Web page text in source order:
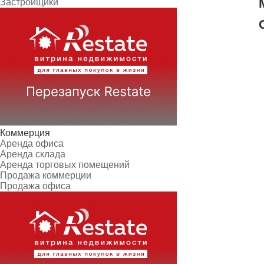
Застройщики
Коммерция
Аренда офиса
Аренда склада
Аренда торговых помещений
Продажа коммерции
Продажа офиса